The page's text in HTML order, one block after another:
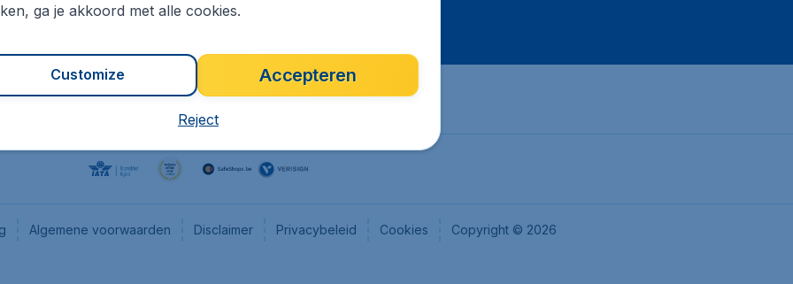
Algemene voorwaarden Disclaimer Privacybeleid Cookies Copyright © 2026
ga je akkoord met alle cookies.
Accepteren
Customize
Reject